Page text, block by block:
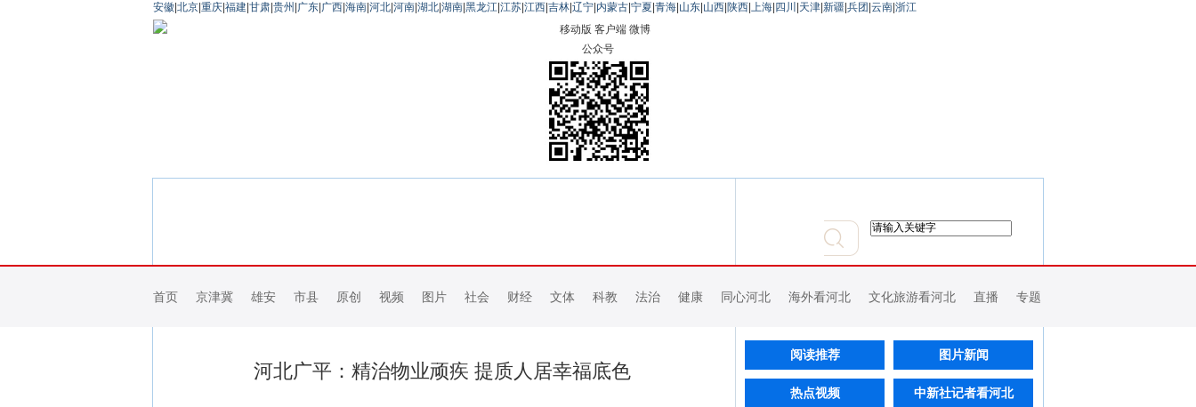
安徽 北京 重庆 福建 甘肃 贵州 广东 广西 海南 河北 河南 湖北 湖南 黑龙江 江苏 江西 吉林 辽宁 内蒙古 宁夏 青海 山东 山西 陕西 上海 四川 天津 新疆 兵团 云南 浙江
移动版 客户端 微博
公众号
首页 京津冀 雄安 市县 原创 视频 图片 社会 财经 文体 科教 法治 健康 同心河北 海外看河北 文化旅游看河北 直播 专题
河北广平：精治物业顽疾 提质人居幸福底色
阅读推荐 图片新闻
热点视频 中新社记者看河北